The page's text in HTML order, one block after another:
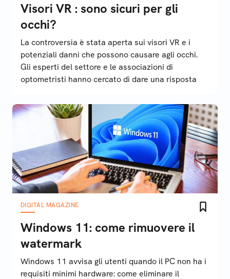
Visori VR : sono sicuri per gli
occhi?
La controversia è stata aperta sui visori VR e i
potenziali danni che possono causare agli occhi.
Gli esperti del settore e le associazioni di
optometristi hanno cercato di dare una risposta
DIGITAL MAGAZINE
Windows 11: come rimuovere il
watermark
Windows 11 avvisa gli utenti quando il PC non ha i
requisiti minimi hardware: come eliminare il